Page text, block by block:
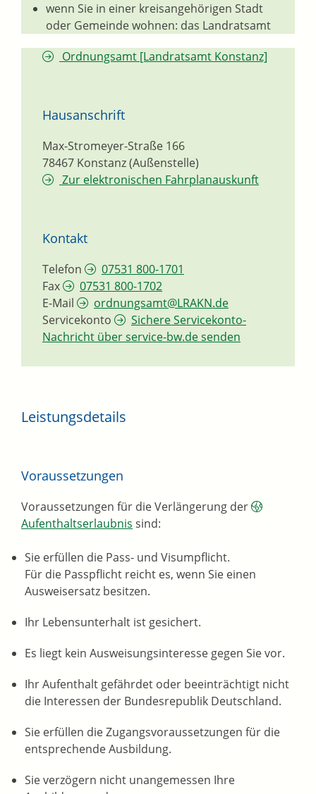
wenn Sie in einer kreisangehörigen Stadt
oder Gemeinde wohnen: das Landratsamt
Ordnungsamt [Landratsamt Konstanz]
Hausanschrift
Max-Stromeyer-Straße 166
78467 Konstanz (Außenstelle)
Zur elektronischen Fahrplanauskunft
Kontakt
Telefon
07531 800-1701
Fax
07531 800-1702
E-Mail
ordnungsamt@LRAKN.de
Servicekonto
Sichere Servicekonto-
Nachricht über service-bw.de senden
Leistungsdetails
Voraussetzungen
Voraussetzungen für die Verlängerung der
Aufenthaltserlaubnis sind:
Sie erfüllen die Pass- und Visumpflicht.
Für die Passpflicht reicht es, wenn Sie einen
Ausweisersatz besitzen.
Ihr Lebensunterhalt ist gesichert.
Es liegt kein Ausweisungsinteresse gegen Sie vor.
Ihr Aufenthalt gefährdet oder beeinträchtigt nicht
die Interessen der Bundesrepublik Deutschland.
Sie erfüllen die Zugangsvoraussetzungen für die
entsprechende Ausbildung.
Sie verzögern nicht unangemessen Ihre